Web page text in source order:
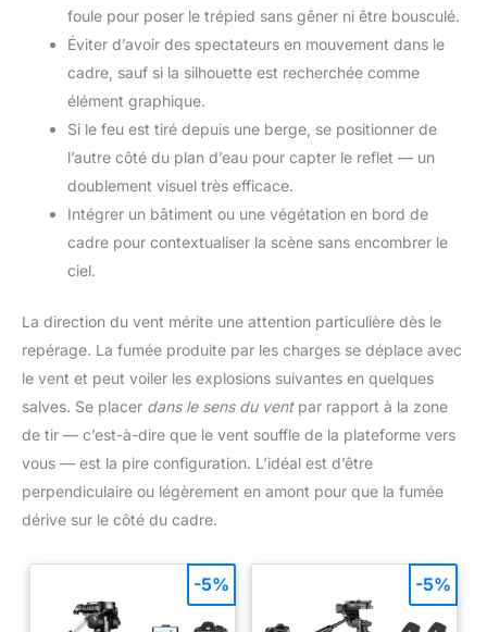
foule pour poser le trépied sans gêner ni être bousculé.
Éviter d’avoir des spectateurs en mouvement dans le
cadre, sauf si la silhouette est recherchée comme
élément graphique.
Si le feu est tiré depuis une berge, se positionner de
l’autre côté du plan d’eau pour capter le reflet — un
doublement visuel très efficace.
Intégrer un bâtiment ou une végétation en bord de
cadre pour contextualiser la scène sans encombrer le
ciel.
La direction du vent mérite une attention particulière dès le
repérage. La fumée produite par les charges se déplace avec
le vent et peut voiler les explosions suivantes en quelques
salves. Se placer dans le sens du ventpar rapport à la zone
de tir — c’est-à-dire que le vent souffle de la plateforme vers
vous — est la pire configuration. L’idéal est d’être
perpendiculaire ou légèrement en amont pour que la fumée
dérive sur le côté du cadre.
-5% -5%